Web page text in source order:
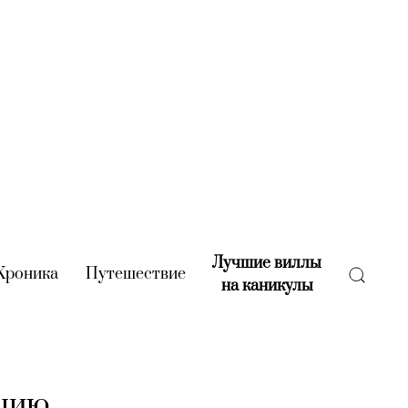
(current)
Путешествие(current)
Лучшие виллы
на каникулы(current)